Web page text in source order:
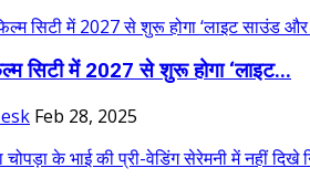
सिटी में 2027 से शुरू होगा ‘लाइट...
Feb 28, 2025